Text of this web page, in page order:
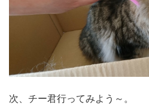
次、チー君行ってみよう～。